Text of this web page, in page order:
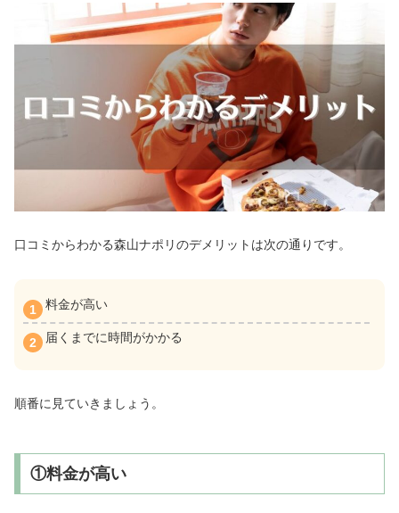
口コミからわかる森山ナポリのデメリットは次の通りです。
料金が高い
届くまでに時間がかかる
順番に見ていきましょう。
①料金が高い